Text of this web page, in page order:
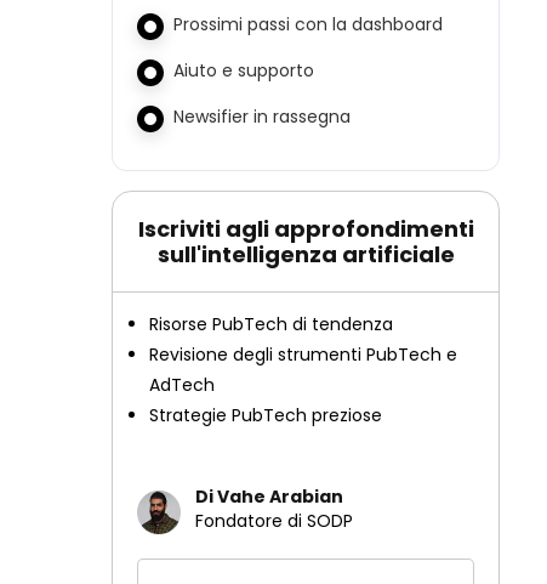
Prossimi passi con la dashboard
Aiuto e supporto
Newsifier in rassegna
Iscriviti agli approfondimenti
sull'intelligenza artificiale
Risorse PubTech di tendenza
Revisione degli strumenti PubTech e
AdTech
Strategie PubTech preziose
Di Vahe Arabian
Fondatore di SODP